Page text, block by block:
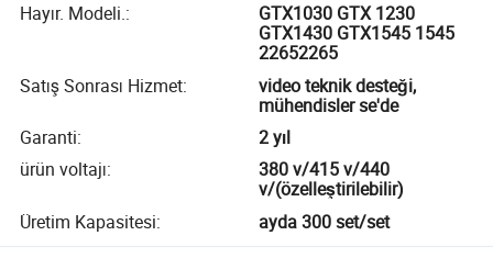
Hayır. Modeli.:
GTX1030 GTX 1230
GTX1430 GTX1545 1545
22652265
Satış Sonrası Hizmet:
video teknik desteği,
mühendisler se'de
Garanti:
2 yıl
ürün voltajı:
380 v/415 v/440
v/(özelleştirilebilir)
Üretim Kapasitesi: ayda 300 set/set